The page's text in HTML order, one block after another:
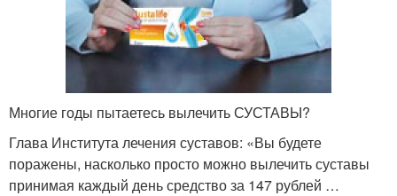
Многие годы пытаетесь вылечить СУСТАВЫ?
Глава Института лечения суставов: «Вы будете
поражены, насколько просто можно вылечить суставы
принимая каждый день средство за 147 рублей …